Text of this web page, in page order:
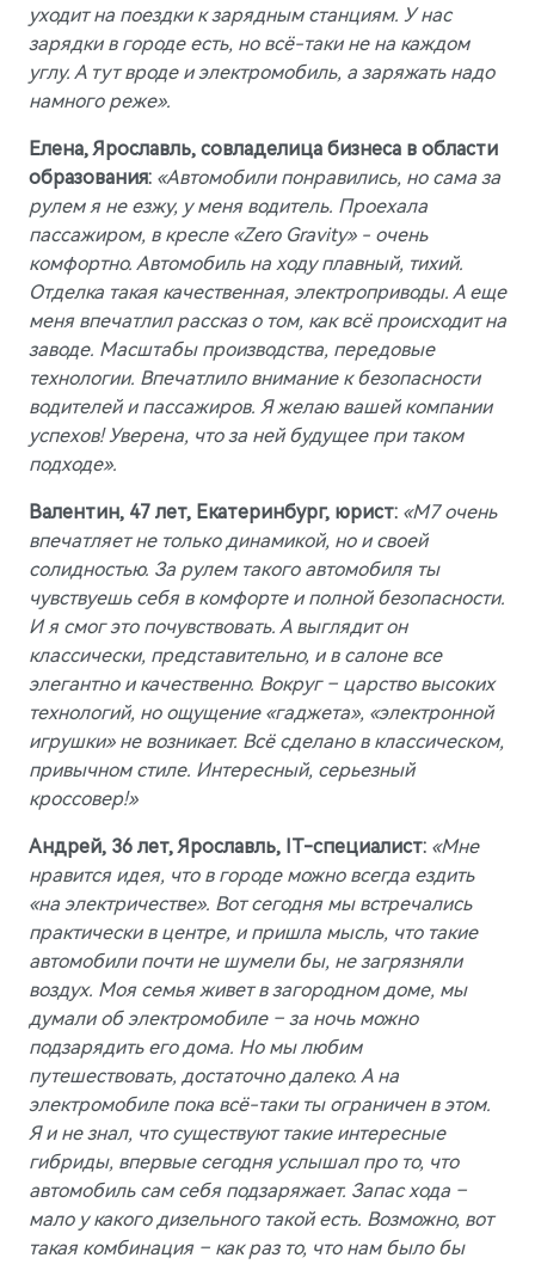
уходит на поездки к зарядным станциям. У нас
зарядки в городе есть, но всё-таки не на каждом
углу. А тут вроде и электромобиль, а заряжать надо
намного реже».
Елена, Ярославль, совладелица бизнеса в области
образования: «Автомобили понравились, но сама за
рулем я не езжу, у меня водитель. Проехала
пассажиром, в кресле «Zero Gravity» - очень
комфортно. Автомобиль на ходу плавный, тихий.
Отделка такая качественная, электроприводы. А еще
меня впечатлил рассказ о том, как всё происходит на
заводе. Масштабы производства, передовые
технологии. Впечатлило внимание к безопасности
водителей и пассажиров. Я желаю вашей компании
успехов! Уверена, что за ней будущее при таком
подходе».
Валентин, 47 лет, Екатеринбург, юрист: «М7 очень
впечатляет не только динамикой, но и своей
солидностью. За рулем такого автомобиля ты
чувствуешь себя в комфорте и полной безопасности.
И я смог это почувствовать. А выглядит он
классически, представительно, и в салоне все
элегантно и качественно. Вокруг – царство высоких
технологий, но ощущение «гаджета», «электронной
игрушки» не возникает. Всё сделано в классическом,
привычном стиле. Интересный, серьезный
кроссовер!»
Андрей, 36 лет, Ярославль, IT-специалист: «Мне
нравится идея, что в городе можно всегда ездить
«на электричестве». Вот сегодня мы встречались
практически в центре, и пришла мысль, что такие
автомобили почти не шумели бы, не загрязняли
воздух. Моя семья живет в загородном доме, мы
думали об электромобиле – за ночь можно
подзарядить его дома. Но мы любим
путешествовать, достаточно далеко. А на
электромобиле пока всё-таки ты ограничен в этом.
Я и не знал, что существуют такие интересные
гибриды, впервые сегодня услышал про то, что
автомобиль сам себя подзаряжает. Запас хода –
мало у какого дизельного такой есть. Возможно, вот
такая комбинация – как раз то, что нам было бы